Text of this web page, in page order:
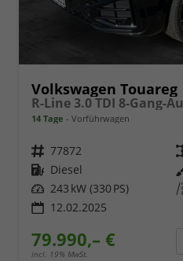
Volkswagen Touareg
14 Tage Vorführwagen
Fahrzeugnr. 77872
Kraftstoff Diesel
Leistung 243 kW (330 PS)
12.02.2025
79.990,– €
incl. 19% MwSt.